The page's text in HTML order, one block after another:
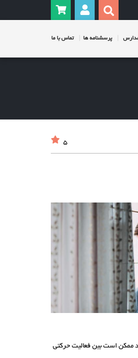
مدارس پرسشنامه ها تماس با ما
5
ممکن است بین فعالیت حرکتی